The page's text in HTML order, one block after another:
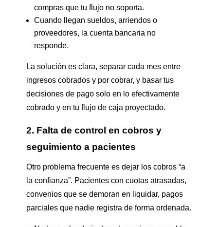
compras que tu flujo no soporta.
Cuando llegan sueldos, arriendos o
proveedores, la cuenta bancaria no
responde.
La solución es clara, separar cada mes entre
ingresos cobrados y por cobrar, y basar tus
decisiones de pago solo en lo efectivamente
cobrado y en tu flujo de caja proyectado.
2. Falta de control en cobros y
seguimiento a pacientes
Otro problema frecuente es dejar los cobros “a
la confianza”. Pacientes con cuotas atrasadas,
convenios que se demoran en liquidar, pagos
parciales que nadie registra de forma ordenada.